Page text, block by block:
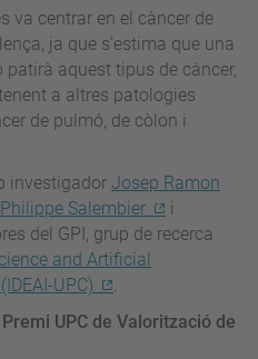
va centrar en el càncer de
ja que s’estima que una
aquest tipus de càncer,
a altres patologies
de pulmó, de còlon i
investigador Josep Ramon
Philippe Salembier
i
del GPI, grup de recerca
and Artificial
UPC)
.
UPC de Valorització de